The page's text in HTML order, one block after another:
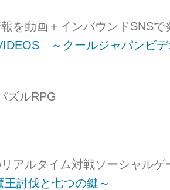
を動画＋インバウンドSNSで
～クールジャパンビ
ズルRPG
アルタイム対戦ソーシャルゲ
討伐と七つの鍵～